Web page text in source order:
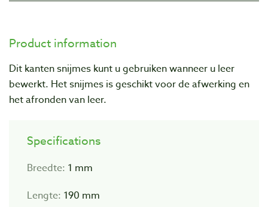
Product information
Dit kanten snijmes kunt u gebruiken wanneer u leer
bewerkt. Het snijmes is geschikt voor de afwerking en
het afronden van leer.
Specifications
Breedte: 1 mm
Lengte: 190 mm